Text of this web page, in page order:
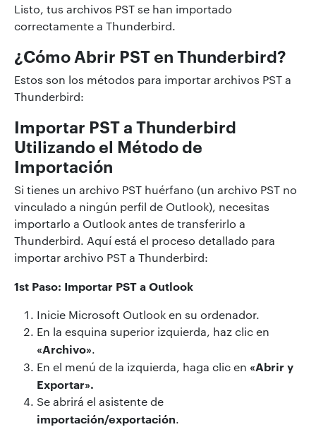
Listo, tus archivos PST se han importado
correctamente a Thunderbird.
¿Cómo Abrir PST en Thunderbird?
Estos son los métodos para importar archivos PST a
Thunderbird:
Importar PST a Thunderbird
Utilizando el Método de
Importación
Si tienes un archivo PST huérfano (un archivo PST no
vinculado a ningún perfil de Outlook), necesitas
importarlo a Outlook antes de transferirlo a
Thunderbird. Aquí está el proceso detallado para
importar archivo PST a Thunderbird:
1st Paso: Importar PST a Outlook
Inicie Microsoft Outlook en su ordenador.
En la esquina superior izquierda, haz clic en
«Archivo».
En el menú de la izquierda, haga clic en «Abrir y
Exportar».
Se abrirá el asistente de
importación/exportación.